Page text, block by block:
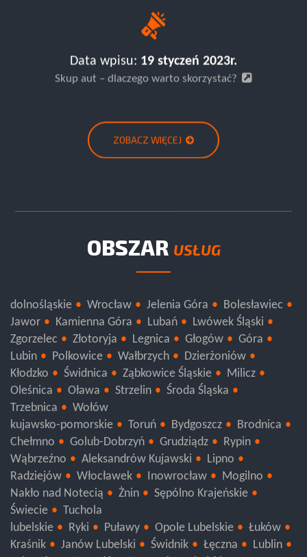
Data wpisu: 19 styczeń 2023r.
Skup aut – dlaczego warto skorzystać?
ZOBACZ WIĘCEJ
OBSZAR
dolnośląskie Wrocław Jelenia Góra
Bolesławiec
Jawor
Kamienna Góra Lubań
Lwówek Śląski
Zgorzelec
Złotoryja Legnica Głogów
Góra
Lubin
Polkowice Wałbrzych
Dzierżoniów
Kłodzko
Świdnica Ząbkowice Śląskie
Milicz
Oleśnica
Oława
Trzebnica
Wołów
kujawsko-pomorskie
Toruń Bydgoszcz
Brodnica
Chełmno
Golub-Dobrzyń Grudziądz
Rypin
Wąbrzeźno
Aleksandrów Kujawski
Lipno
Radziejów
Włocławek Inowrocław
Mogilno
Nakło nad Notecią
Świecie
Tuchola
lubelskie
Ryki Puławy Opole Lubelskie
Łuków